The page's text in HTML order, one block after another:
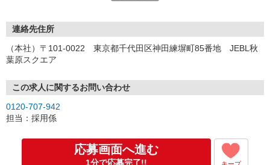
受付時間/平日9:00〜19:00
【来場登録（目安1時間30分）】
▼Step2 全国にあるお仕事の中から、あなたにピッタリのお仕事を
ご案内
▼Step3 就業前に職場見学で気になる事はしっかりチェック！
応募⇒最短で2日後からの勤務も可能です！
連絡先住所
（本社）〒101-0022 東京都千代田区神田練塀町85番地 JEBL秋
葉原スクエア
この求人に関するお問い合わせ
0120-707-942
担当：採用係
応募画面へ進む
1分で応募完了!! キープ